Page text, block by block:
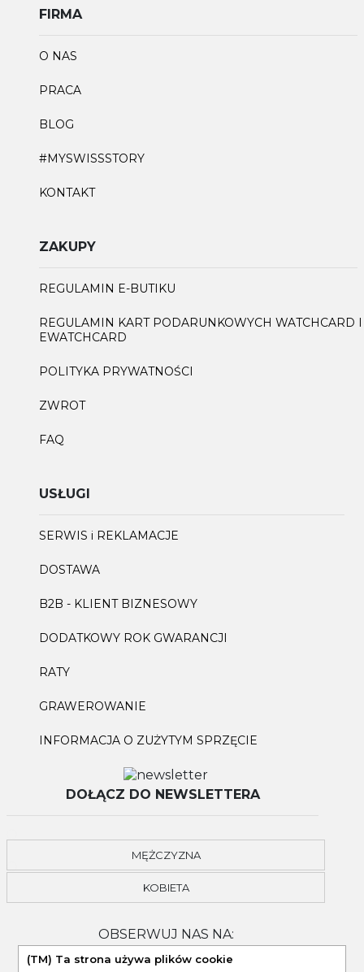
FIRMA
O NAS
PRACA
BLOG
#MYSWISSSTORY
KONTAKT
ZAKUPY
REGULAMIN E-BUTIKU
REGULAMIN KART PODARUNKOWYCH WATCHCARD I
EWATCHCARD
POLITYKA PRYWATNOŚCI
ZWROT
FAQ
USŁUGI
SERWIS i REKLAMACJE
DOSTAWA
B2B - KLIENT BIZNESOWY
DODATKOWY ROK GWARANCJI
RATY
GRAWEROWANIE
INFORMACJA O ZUŻYTYM SPRZĘCIE
DOŁĄCZ DO NEWSLETTERA
MĘŻCZYZNA
KOBIETA
OBSERWUJ NAS NA:
(TM) Ta strona używa plików cookie